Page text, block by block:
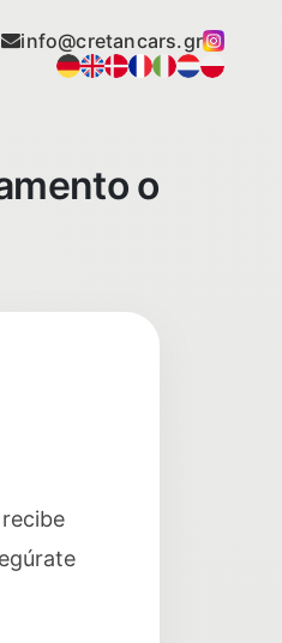
info@cretancars.gr
o